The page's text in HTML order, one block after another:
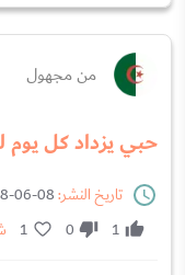
من مجهول
حبي يزداد كل يوم لطليقتي
تاريخ النشر:
1
0
1